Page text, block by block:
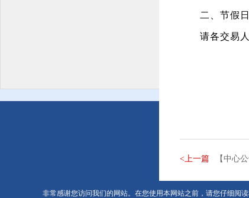
二、节假
请各交易
<上一篇 【中心
非常感谢您访问我们的网站。在您使用本网站之前，请您仔细阅读